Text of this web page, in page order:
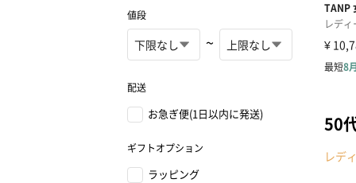
値段
~
配送
お急ぎ便(1日以内に発送)
ギフトオプション
ラッピング
50
レデ